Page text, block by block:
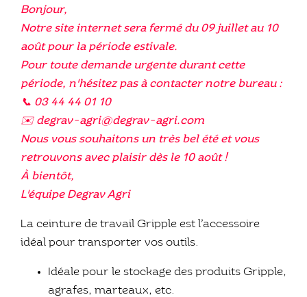
Bonjour,
Notre site internet sera fermé du 09 juillet au 10
août pour la période estivale.
Pour toute demande urgente durant cette
période, n'hésitez pas à contacter notre bureau :
📞 03 44 44 01 10
✉️ degrav-agri@degrav-agri.com
Nous vous souhaitons un très bel été et vous
retrouvons avec plaisir dès le 10 août !
À bientôt,
L'équipe Degrav Agri
La ceinture de travail Gripple est l’accessoire
idéal pour transporter vos outils.
Idéale pour le stockage des produits Gripple,
agrafes, marteaux, etc.